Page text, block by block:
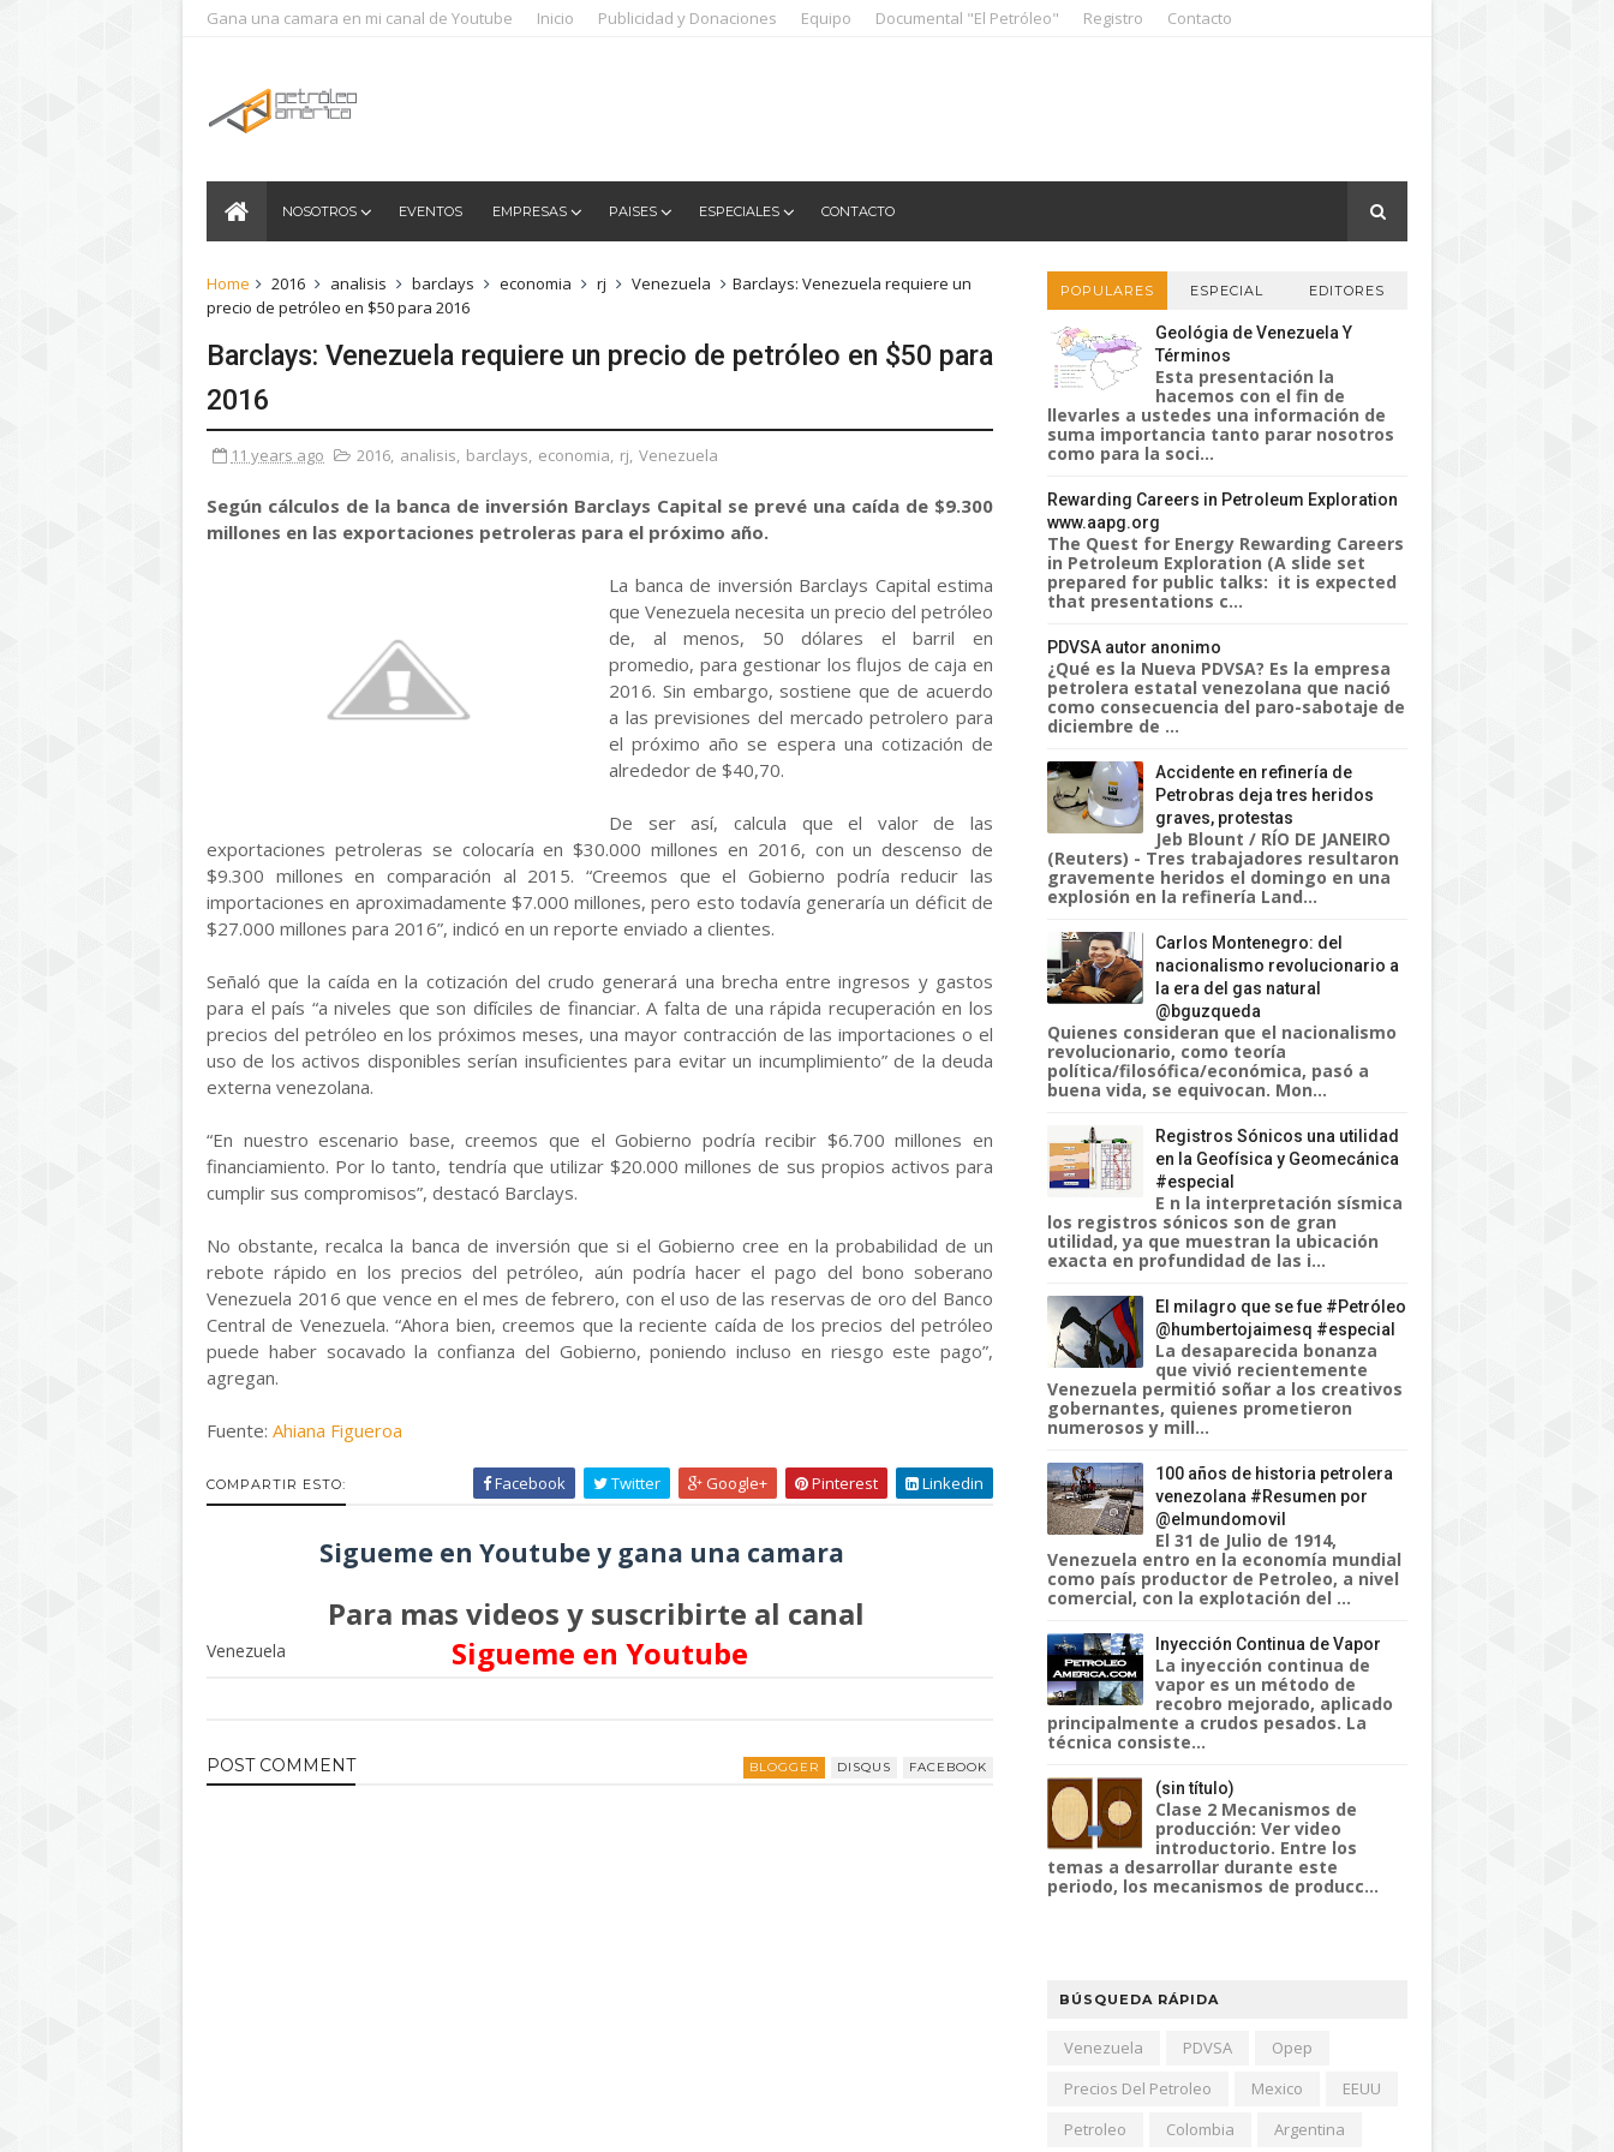
Gana una camara en mi canal de Youtube Inicio Publicidad y Donaciones Equipo Documental "El Petróleo" Registro Contacto
NOSOTROS EVENTOS EMPRESAS PAISES ESPECIALES CONTACTO
Home 2016 analisis barclays economia rj Venezuela
Barclays: Venezuela requiere un
precio de petróleo en $50 para 2016
Barclays: Venezuela requiere un precio de petróleo en $50 para
2016
11 years ago 2016, analisis, barclays, economia, rj, Venezuela
Según cálculos de la banca de inversión Barclays Capital se prevé una caída de $9.300
millones en las exportaciones petroleras para el próximo año.
La banca de inversión Barclays Capital estima
que Venezuela necesita un precio del petróleo
de, al menos, 50 dólares el barril en
promedio, para gestionar los flujos de caja en
2016. Sin embargo, sostiene que de acuerdo
a las previsiones del mercado petrolero para
el próximo año se espera una cotización de
alrededor de $40,70.
De ser así, calcula que el valor de las
exportaciones petroleras se colocaría en $30.000 millones en 2016, con un descenso de
$9.300 millones en comparación al 2015. “Creemos que el Gobierno podría reducir las
importaciones en aproximadamente $7.000 millones, pero esto todavía generaría un déficit de
$27.000 millones para 2016”, indicó en un reporte enviado a clientes.
Señaló que la caída en la cotización del crudo generará una brecha entre ingresos y gastos
para el país “a niveles que son difíciles de financiar. A falta de una rápida recuperación en los
precios del petróleo en los próximos meses, una mayor contracción de las importaciones o el
uso de los activos disponibles serían insuficientes para evitar un incumplimiento” de la deuda
externa venezolana.
“En nuestro escenario base, creemos que el Gobierno podría recibir $6.700 millones en
financiamiento. Por lo tanto, tendría que utilizar $20.000 millones de sus propios activos para
cumplir sus compromisos”, destacó Barclays.
No obstante, recalca la banca de inversión que si el Gobierno cree en la probabilidad de un
rebote rápido en los precios del petróleo, aún podría hacer el pago del bono soberano
Venezuela 2016 que vence en el mes de febrero, con el uso de las reservas de oro del Banco
Central de Venezuela. “Ahora bien, creemos que la reciente caída de los precios del petróleo
puede haber socavado la confianza del Gobierno, poniendo incluso en riesgo este pago”,
agregan.
Fuente: Ahiana Figueroa
COMPARTIR ESTO: Facebook Twitter Google+ Pinterest Linkedin
Sigueme en Youtube y gana una camara
Para mas videos y suscribirte al canal
Sigueme en Youtube
Venezuela
POST COMMENT BLOGGER DISQUS FACEBOOK
POPULARES ESPECIAL EDITORES
Geológia de Venezuela Y
Términos
Esta presentación la
hacemos con el fin de
llevarles a ustedes una información de
suma importancia tanto parar nosotros
como para la soci...
Rewarding Careers in Petroleum Exploration
www.aapg.org
The Quest for Energy Rewarding Careers
in Petroleum Exploration (A slide set
prepared for public talks: it is expected
that presentations c...
PDVSA autor anonimo
¿Qué es la Nueva PDVSA? Es la empresa
petrolera estatal venezolana que nació
como consecuencia del paro-sabotaje de
diciembre de ...
Accidente en refinería de
Petrobras deja tres heridos
graves, protestas
Jeb Blount / RÍO DE JANEIRO
(Reuters) - Tres trabajadores resultaron
gravemente heridos el domingo en una
explosión en la refinería Land...
Carlos Montenegro: del
nacionalismo revolucionario a
la era del gas natural
@bguzqueda
Quienes consideran que el nacionalismo
revolucionario, como teoría
política/filosófica/económica, pasó a
buena vida, se equivocan. Mon...
Registros Sónicos una utilidad
en la Geofísica y Geomecánica
#especial
E n la interpretación sísmica
los registros sónicos son de gran
utilidad, ya que muestran la ubicación
exacta en profundidad de las i...
El milagro que se fue #Petróleo
@humbertojaimesq #especial
La desaparecida bonanza
que vivió recientemente
Venezuela permitió soñar a los creativos
gobernantes, quienes prometieron
numerosos y mill...
100 años de historia petrolera
venezolana #Resumen por
@elmundomovil
El 31 de Julio de 1914,
Venezuela entro en la economía mundial
como país productor de Petroleo, a nivel
comercial, con la explotación del ...
Inyección Continua de Vapor
La inyección continua de
vapor es un método de
recobro mejorado, aplicado
principalmente a crudos pesados. La
técnica consiste...
(sin título)
Clase 2 Mecanismos de
producción: Ver video
introductorio. Entre los
temas a desarrollar durante este
periodo, los mecanismos de producc...
BÚSQUEDA RÁPIDA
Venezuela PDVSA
Opep
Precios Del Petroleo
Mexico
EEUU
Petroleo
Colombia
Argentina